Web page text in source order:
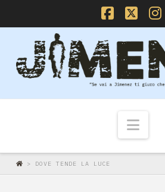
X
> DOVE TENDE LA LUCE